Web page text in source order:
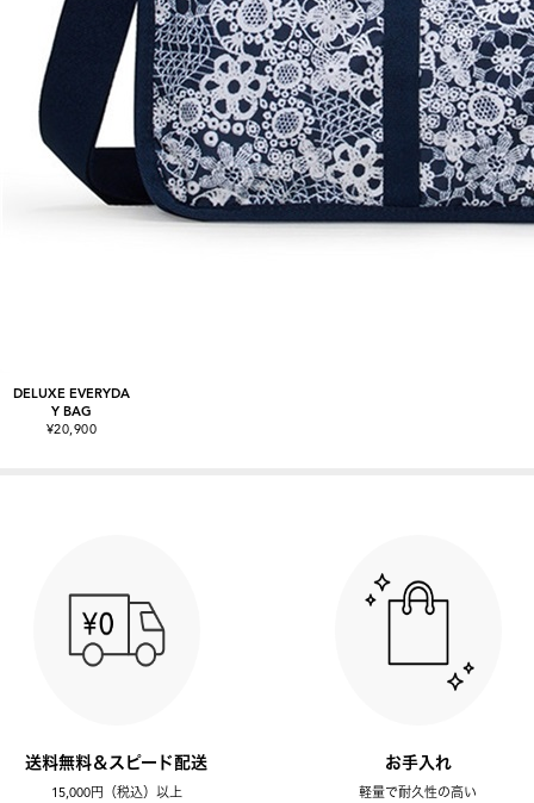
DELUXE EVERYDA
Y BAG
¥20,900
送料無料＆スピード配送
15,000円（税込）以上
お手入れ
軽量で耐久性の高い